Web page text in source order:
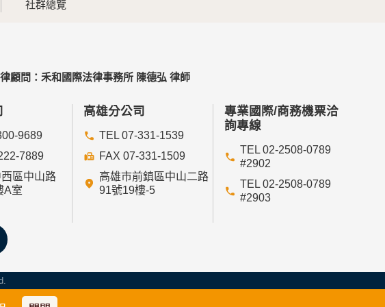
社群總覽
顧問：禾和國際法律事務所 陳德弘 律師
9689
7889
區中山路
A室
高雄分公司
TEL 07-331-1539
FAX 07-331-1509
高雄市前鎮區中山二路
91號19樓-5
專業國際/商務機票洽
詢專線
TEL 02-2508-0789
#2902
TEL 02-2508-0789
#2903